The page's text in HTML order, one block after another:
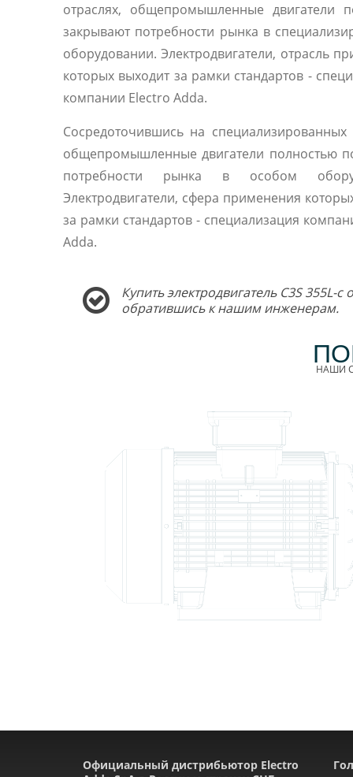
отраслях, общепромышленные двигатели
закрывают потребности рынка в
оборудовании. Электродвигатели, отрасль
которых выходит за рамки стандартов -
компании Electro Adda.
Сосредоточившись на специализированных
общепромышленные двигатели полностью
потребности рынка в особом
Электродвигатели, сфера применения
за рамки стандартов - специализация
Adda.
Купить электродвигатель C3S
обратившись к нашим инженерам.
НАШИ
Официальный дистрибьютор Electro